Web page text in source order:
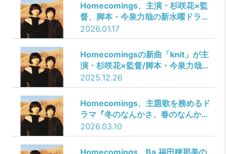
Homecomings、主演・杉咲花×監
督、脚本・今泉力哉の新水曜ドラマ
『冬のなんかさ、春のなんかね』主
題歌の新曲「knit」MV公開！マイナ
ス17度の雪原で撮影！
2026.01.17
Homecomingsの新曲「knit」が主
演・杉咲花×監督/脚本・今泉力哉の
新水曜ドラマ『冬のなんかさ、春の
なんかね』主題歌に決定！新アー写
も公開！
2025.12.26
Homecomings、主題歌を務めるド
ラマ『冬のなんかさ、春のなんか
ね』撮影スタジオへ表敬訪問！
2026.03.10